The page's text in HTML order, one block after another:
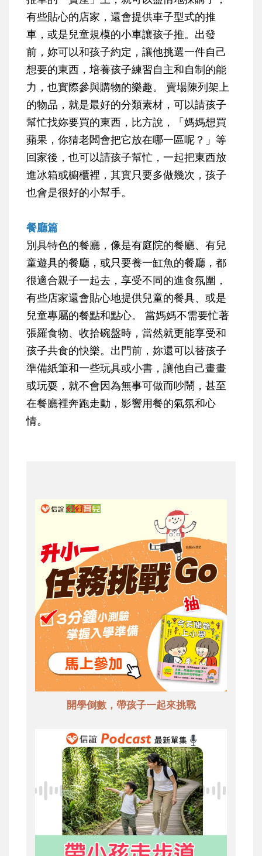
有些貼心的店家，還會提供車子型式的推
車，或是兒童規模的小車讓孩子推。出發
前，妳可以和孩子約定，讓他挑選一件自己
想要的東西，培養孩子練習自主和自制的能
力，也實際參與購物的樂趣。 賣場陳列架上
的物品，就是最好的分類素材，可以請孩子
幫忙找妳要買的東西，比方說，「媽媽想買
蘋果，你猜老闆會把它放在哪一區呢？」等
回家後，也可以請孩子幫忙，一起把東西放
進冰箱或櫥櫃裡，其實只要多做幾次，孩子
也會是很好的小幫手。
餐廳篇
別具特色的餐廳，像是有庭院的餐廳、有兒
童遊具的餐廳，或只要養一缸魚的餐廳，都
很適合親子一起去，享受不同的進食氛圍，
有些店家還會貼心地提供兒童的餐具、或是
兒童專屬的餐點和點心。 當媽媽不需要忙著
張羅食物、收拾碗盤時，當然就更能享受和
孩子共食的快樂。出門前，妳還可以替孩子
準備紙筆和一些玩具或小書，讓他自己畫畫
或玩耍，就不會因為無事可做而吵鬧，甚至
在餐廳裡奔跑走動，影響用餐的氣氛和心
情。
開學倒數，帶孩子一起來挑戰